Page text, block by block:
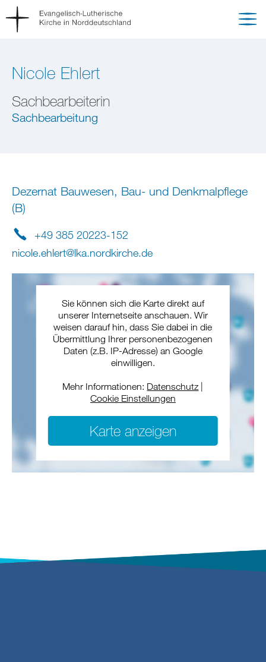
Nicole Ehlert
Sachbearbeiterin
Sachbearbeitung
Dezernat Bauwesen, Bau- und Denkmalpflege
(B)
+49 385 20223-152
nicole.ehlert@lka.nordkirche.de
Sie können sich die Karte direkt auf
unserer Internetseite anschauen. Wir
weisen darauf hin, dass Sie dabei in die
Übermittlung Ihrer personenbezogenen
Daten (z.B. IP-Adresse) an Google
einwilligen.
Mehr Informationen: Datenschutz
Cookie Einstellungen
Karte anzeigen